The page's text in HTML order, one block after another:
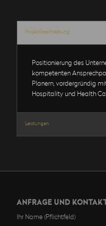
Projektbeschreibung
Positionierung des
kompetenten
Planern, vordergründig
Hospitality und Health
Leistungen
ANFRAGE UND
Ihr Name (Pflichtfeld)